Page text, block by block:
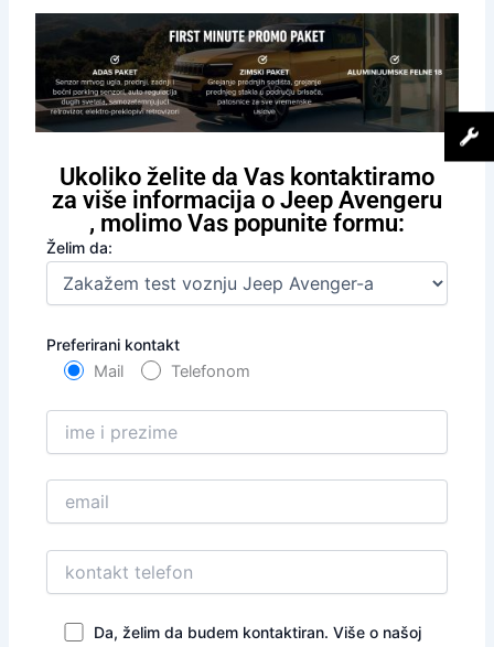
Ukoliko želite da Vas kontaktiramo
za više informacija o Jeep Avengeru
, molimo Vas popunite formu:
Želim da:
Preferirani kontakt
Mail Telefonom
Da, želim da budem kontaktiran. Više o našoj